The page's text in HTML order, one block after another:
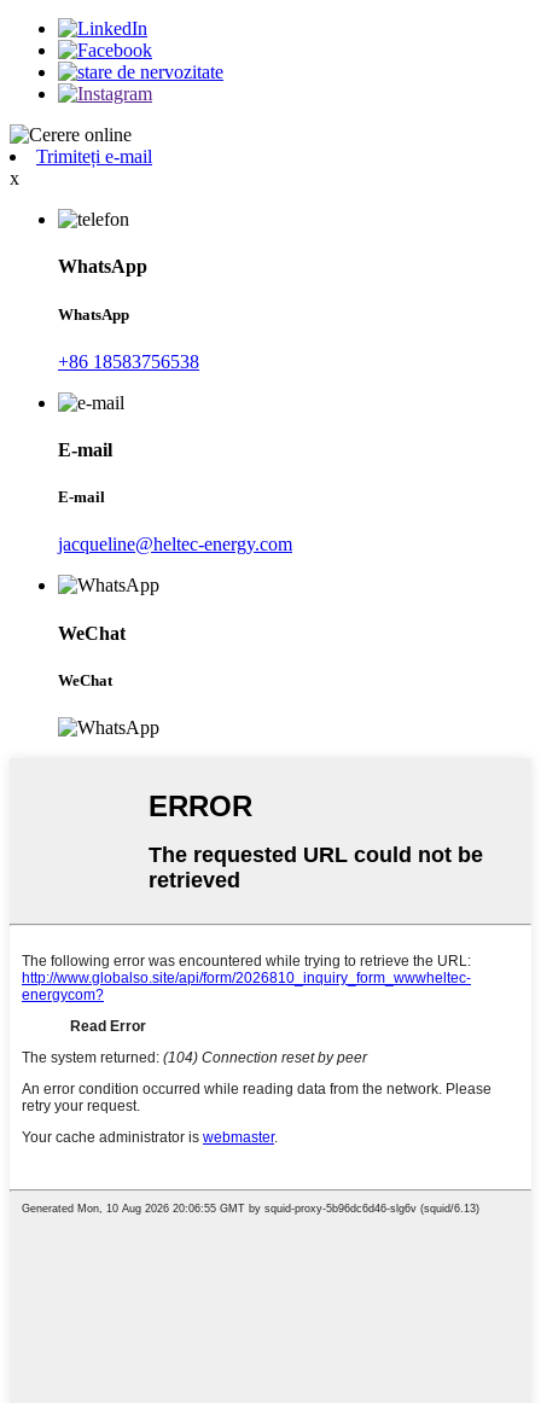
Trimiteți e-mail
x
WhatsApp
WhatsApp
+86 18583756538
E-mail
E-mail
jacqueline@heltec-energy.com
WeChat
WeChat